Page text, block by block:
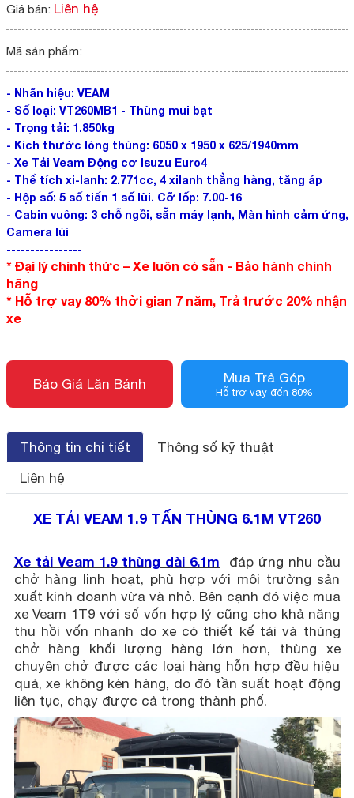
Giá bán: Liên hệ
Mã sản phẩm:
- Nhãn hiệu: VEAM
- Số loại: VT260MB1 - Thùng mui bạt
- Trọng tải: 1.850kg
- Kích thước lòng thùng: 6050 x 1950 x 625/1940mm
- Xe Tải Veam Động cơ Isuzu Euro4
- Thể tích xi-lanh: 2.771cc, 4 xilanh thẳng hàng, tăng áp
- Hộp số: 5 số tiến 1 số lùi. Cỡ lốp: 7.00-16
- Cabin vuông: 3 chỗ ngồi, sẵn máy lạnh, Màn hình cảm ứng,
Camera lùi
----------------
* Đại lý chính thức – Xe luôn có sẵn - Bảo hành chính
hãng
* Hỗ trợ vay 80% thời gian 7 năm, Trả trước 20% nhận
xe
Báo Giá Lăn Bánh Mua Trả Góp
Hỗ trợ vay đến 80%
Thông tin chi tiết
Thông số kỹ thuật
Liên hệ
XE TẢI VEAM 1.9 TẤN THÙNG 6.1M VT260
Xe tải Veam 1.9 thùng dài 6.1m đáp ứng nhu cầu
chở hàng linh hoạt, phù hợp với môi trường sản
xuất kinh doanh vừa và nhỏ. Bên cạnh đó việc mua
xe Veam 1T9 với số vốn hợp lý cũng cho khả năng
thu hồi vốn nhanh do xe có thiết kế tải và thùng
chở hàng khối lượng hàng lớn hơn, thùng xe
chuyên chở được các loại hàng hỗn hợp đều hiệu
quả, xe không kén hàng, do đó tần suất hoạt động
liên tục, chạy được cả trong thành phố.